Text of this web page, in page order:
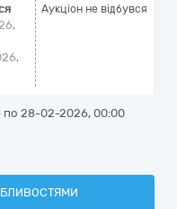
Аукціон не відбувся
по 28-02-2026, 00:00